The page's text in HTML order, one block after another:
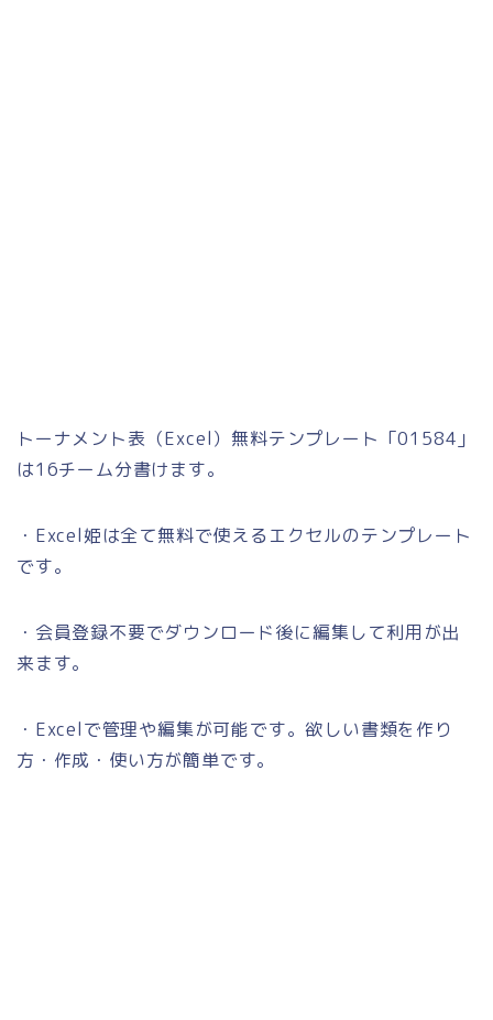
トーナメント表（Excel）無料テンプレート「01584」
は16チーム分書けます。
・Excel姫は全て無料で使えるエクセルのテンプレート
です。
・会員登録不要でダウンロード後に編集して利用が出
来ます。
・Excelで管理や編集が可能です。欲しい書類を作り
方・作成・使い方が簡単です。